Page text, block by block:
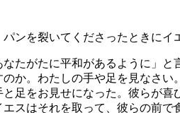
ンを裂いてくださったときにイ
たがたに平和があるように」
か。わたしの手や足を見なさ
足をお見せになった。彼らが
スはそれを取って、彼らの前で